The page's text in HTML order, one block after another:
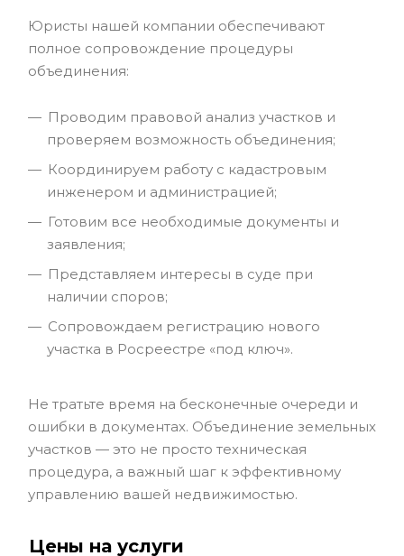
Юристы нашей компании обеспечивают
полное сопровождение процедуры
объединения:
Проводим правовой анализ участков и
проверяем возможность объединения;
Координируем работу с кадастровым
инженером и администрацией;
Готовим все необходимые документы и
заявления;
Представляем интересы в суде при
наличии споров;
Сопровождаем регистрацию нового
участка в Росреестре «под ключ».
Не тратьте время на бесконечные очереди и
ошибки в документах. Объединение земельных
участков — это не просто техническая
процедура, а важный шаг к эффективному
управлению вашей недвижимостью.
Цены на услуги